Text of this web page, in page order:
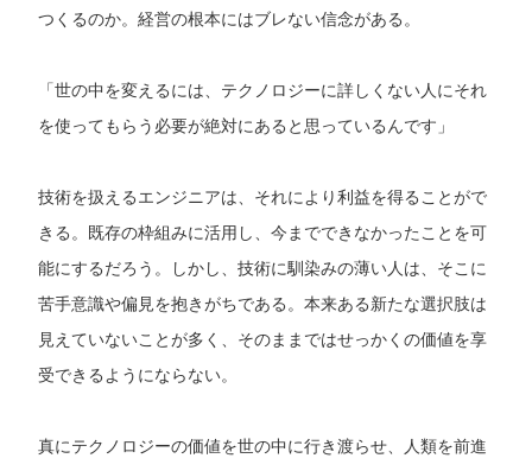
つくるのか。経営の根本にはブレない信念がある。
「世の中を変えるには、テクノロジーに詳しくない人にそれ
を使ってもらう必要が絶対にあると思っているんです」
技術を扱えるエンジニアは、それにより利益を得ることがで
きる。既存の枠組みに活用し、今までできなかったことを可
能にするだろう。しかし、技術に馴染みの薄い人は、そこに
苦手意識や偏見を抱きがちである。本来ある新たな選択肢は
見えていないことが多く、そのままではせっかくの価値を享
受できるようにならない。
真にテクノロジーの価値を世の中に行き渡らせ、人類を前進